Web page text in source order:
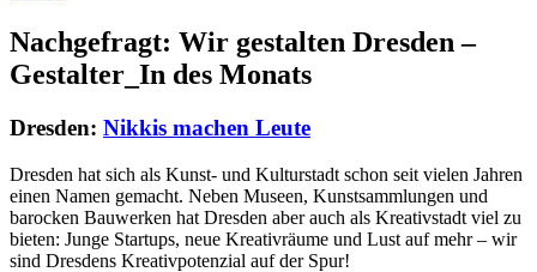
Nachgefragt: Wir gestalten Dresden –
Gestalter_In des Monats
Dresden: Nikkis machen Leute
Dresden hat sich als Kunst- und Kulturstadt schon seit vielen Jahren
einen Namen gemacht. Neben Museen, Kunstsammlungen und
barocken Bauwerken hat Dresden aber auch als Kreativstadt viel zu
bieten: Junge Startups, neue Kreativräume und Lust auf mehr – wir
sind Dresdens Kreativpotenzial auf der Spur!